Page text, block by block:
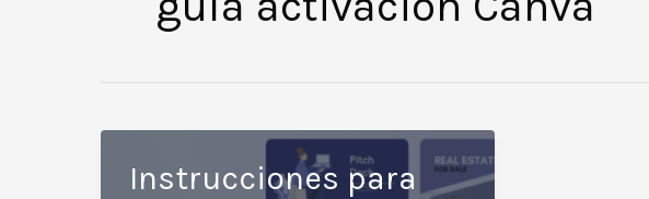
Instrucciones para